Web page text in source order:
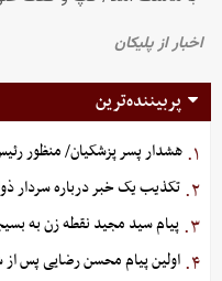
پربیننده‌ترین
۱. هشدار پسر پزشکیان/ منظور
۲. تکذیب یک خبر درباره سردار
۳. پیام سید مجید نقطه زن به
۴. اولین پیام محسن رضایی پس